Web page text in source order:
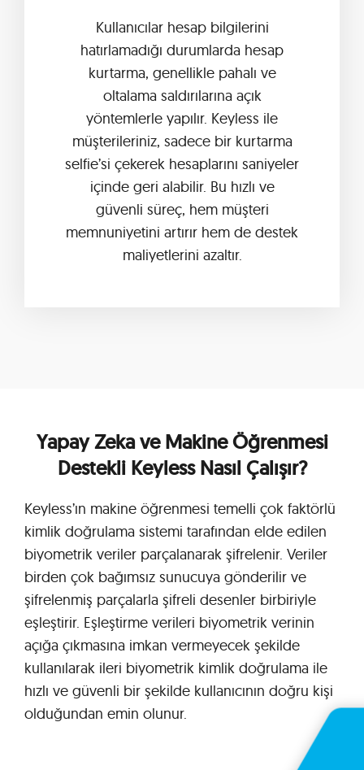
Kullanıcılar hesap bilgilerini
hatırlamadığı durumlarda hesap
kurtarma, genellikle pahalı ve
oltalama saldırılarına açık
yöntemlerle yapılır. Keyless ile
müşterileriniz, sadece bir kurtarma
selfie’si çekerek hesaplarını saniyeler
içinde geri alabilir. Bu hızlı ve
güvenli süreç, hem müşteri
memnuniyetini artırır hem de destek
maliyetlerini azaltır.
Yapay Zeka ve Makine Öğrenmesi
Destekli Keyless Nasıl Çalışır?
Keyless’ın makine öğrenmesi temelli çok faktörlü
kimlik doğrulama sistemi tarafından elde edilen
biyometrik veriler parçalanarak şifrelenir. Veriler
birden çok bağımsız sunucuya gönderilir ve
şifrelenmiş parçalarla şifreli desenler birbiriyle
eşleştirir. Eşleştirme verileri biyometrik verinin
açığa çıkmasına imkan vermeyecek şekilde
kullanılarak ileri biyometrik kimlik doğrulama ile
hızlı ve güvenli bir şekilde kullanıcının doğru kişi
olduğundan emin olunur.